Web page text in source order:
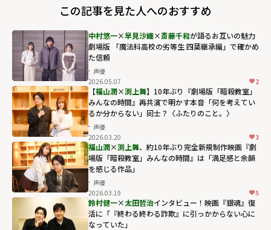
この記事を見た人へのおすすめ
中村悠一×早見沙織×斎藤千和が語るお互いの魅力
劇場版 「魔法科高校の劣等生 四葉継承編」で確かめ
た信頼
声優
2026.05.07
2
【福山潤×渕上舞】10年ぶり『劇場版「暗殺教室」
みんなの時間』再共演で明かす本音「何を考えてい
るか分からない」同士？〈ふたりのこと。〉
声優
2026.03.20
3
福山潤×渕上舞、約10年ぶり完全新規制作映画『劇
場版「暗殺教室」みんなの時間』は「満足感と余韻
を感じる作品」
声優
2026.03.19
5
鈴村健一×太田哲治インタビュー！映画『銀魂』復
活に「『終わる終わる詐欺』に引っかからない心に
なっていた」